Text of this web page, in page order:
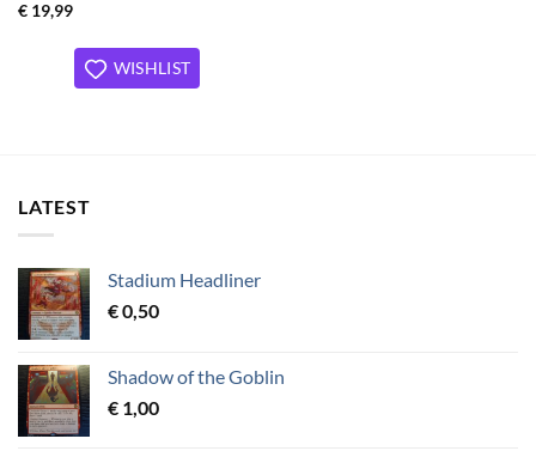
€19,99
WISHLIST
LATEST
Stadium Headliner
€0,50
Shadow of the Goblin
€ 1,00